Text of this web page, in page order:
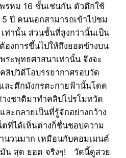
รหม 16 ชั้นเช่นกัน ตัวตึกใช้
5 ปี คนนอกสามารถเข้าไปชม
ท่านั้น ส่วนชั้นที่สูงกว่านั้นเป็น
งการขึ้นไปให้ถึงยอดข้างบน
ระพุทธศาสนาเท่านั้น จึงจะ
ปวิดีโอบรรยากาศรอบวัด
ะตึกมังกรตะกายฟ้านั้นโดด
งชาติมาทำคลิปโปรโมทวัด
ะกลายเป็นที่รู้จักอย่างกว้าง
ที่ได้เห็นต่างก็ชื่นชอบความ
นวนมาก เหมือนกับคอมเมนต์
น สุด ยอด จริงๆ! วัดนี้ดูสวย